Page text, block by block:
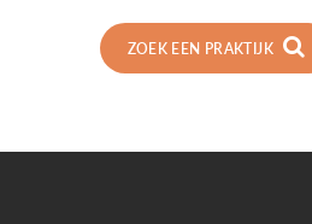
ZOEK EEN PRAKTIJK